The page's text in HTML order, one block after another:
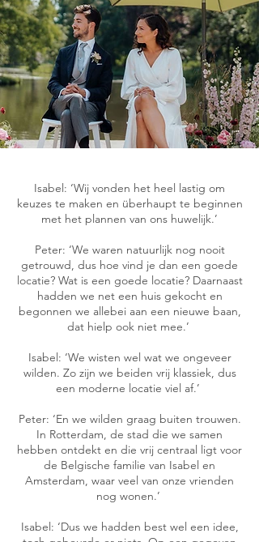
Isabel: ‘Wij vonden het heel lastig om
keuzes te maken en überhaupt te beginnen
met het plannen van ons huwelijk.’
Peter: ‘We waren natuurlijk nog nooit
getrouwd, dus hoe vind je dan een goede
locatie? Wat is een goede locatie? Daarnaast
hadden we net een huis gekocht en
begonnen we allebei aan een nieuwe baan,
dat hielp ook niet mee.’
Isabel: ‘We wisten wel wat we ongeveer
wilden. Zo zijn we beiden vrij klassiek, dus
een moderne locatie viel af.’
Peter: ‘En we wilden graag buiten trouwen.
In Rotterdam, de stad die we samen
hebben ontdekt en die vrij centraal ligt voor
de Belgische familie van Isabel en
Amsterdam, waar veel van onze vrienden
nog wonen.’
Isabel: ‘Dus we hadden best wel een idee,